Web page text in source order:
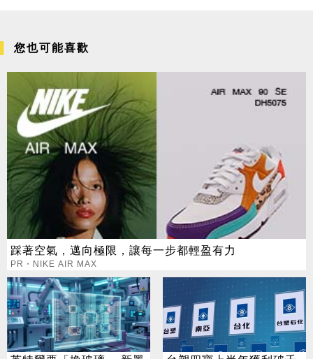
您也可能喜歡
踩著空氣，邁向極限，讓每一步都輕盈有力
PR・NIKE AIR MAX